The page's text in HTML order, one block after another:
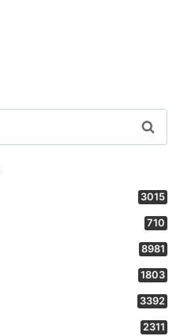
3015
710
8981
1803
3392
2311